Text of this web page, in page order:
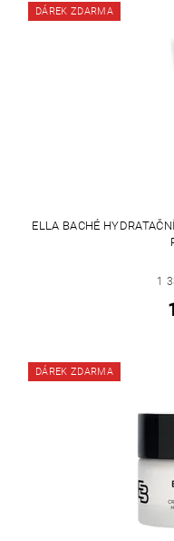
DÁREK ZDARMA
ELLA BACHÉ
1
DÁREK ZDARMA